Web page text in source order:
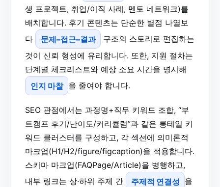
생 프로젝트, 취업/이직 사례, 멘토 네트워크)를
배치합니다. 후기 콘텐츠는 단순한 별점 나열보
다
문제–접근–결과
구조의 스토리로 편집하는
것이 신뢰 형성에 유리합니다. 또한, 지원 절차는
단계별 체크리스트와 예상 소요 시간을 명시해
인지 마찰 을 줄여야 합니다.
SEO 관점에서는 과정명+직무 키워드 조합, “부
트캠프 후기/난이도/커리큘럼”과 같은 롱테일 키
워드 클러스터를 구성하고, 각 섹션에 의미론적
마크업(H1/H2/figure/figcaption)을 적용합니다.
스키마 마크업(FAQPage/Article)을 병행하고,
내부 링크는 상·하위 주제 간
주제적 연결성 을